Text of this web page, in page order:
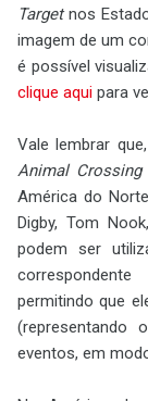
Targetnos
imagem de um
é possível
clique aqui para
Vale lembrar
Animal Crossing
América do
Digby, Tom
podem ser
permitindo que
(representando
eventos, em